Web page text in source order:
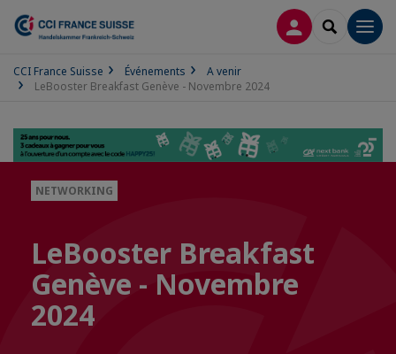
CONNEXION
CCI France Suisse Événements
A venir
LeBooster Breakfast Genève - Novembre 2024
NETWORKING
LeBooster Breakfast
Genève - Novembre
2024